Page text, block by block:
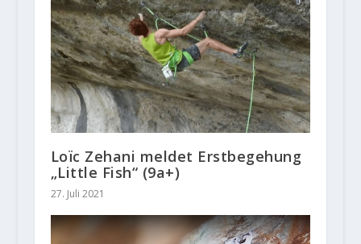
Loïc Zehani meldet Erstbegehung
„Little Fish“ (9a+)
27. Juli 2021